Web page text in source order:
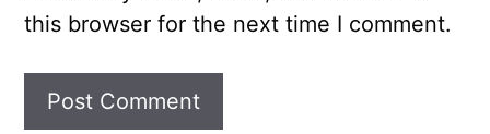
this browser for the next time I comment.